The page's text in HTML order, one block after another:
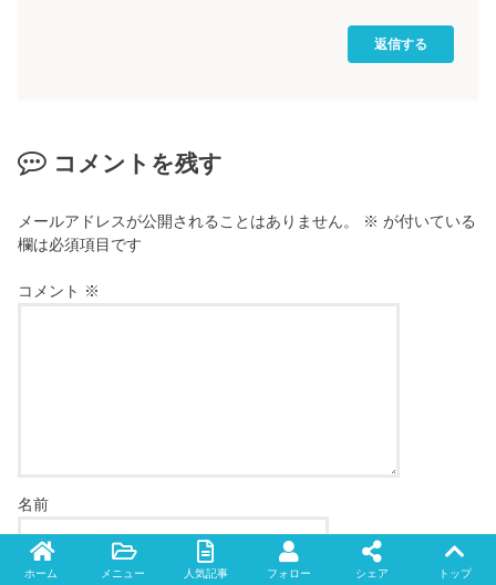
返信する
コメントを残す
メールアドレスが公開されることはありません。 ※ が付いている
欄は必須項目です
コメント ※
名前
ホーム メニュー 人気記事 フォロー シェア トップ
Twitter facebook instagram